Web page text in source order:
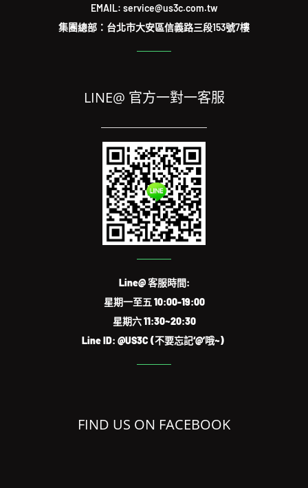
EMAIL: service@us3c.com.tw
集團總部：台北市大安區信義路三段153號7樓
LINE@ 官方一對一客服
Line@ 客服時間:
星期一至五 10:00-19:00
星期六 11:30~20:30
Line ID: @US3C (不要忘記‘@’哦~)
FIND US ON FACEBOOK